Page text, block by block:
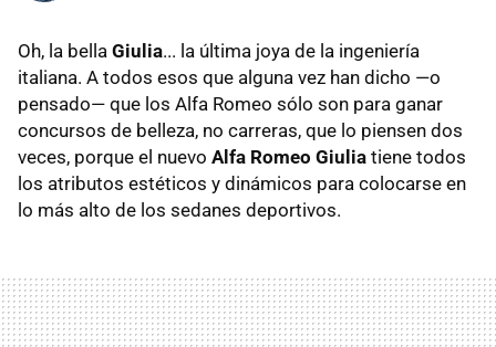
Oh, la bella Giulia... la última joya de la ingeniería
italiana. A todos esos que alguna vez han dicho —o
pensado— que los Alfa Romeo sólo son para ganar
concursos de belleza, no carreras, que lo piensen dos
veces, porque el nuevo Alfa Romeo Giulia tiene todos
los atributos estéticos y dinámicos para colocarse en
lo más alto de los sedanes deportivos.